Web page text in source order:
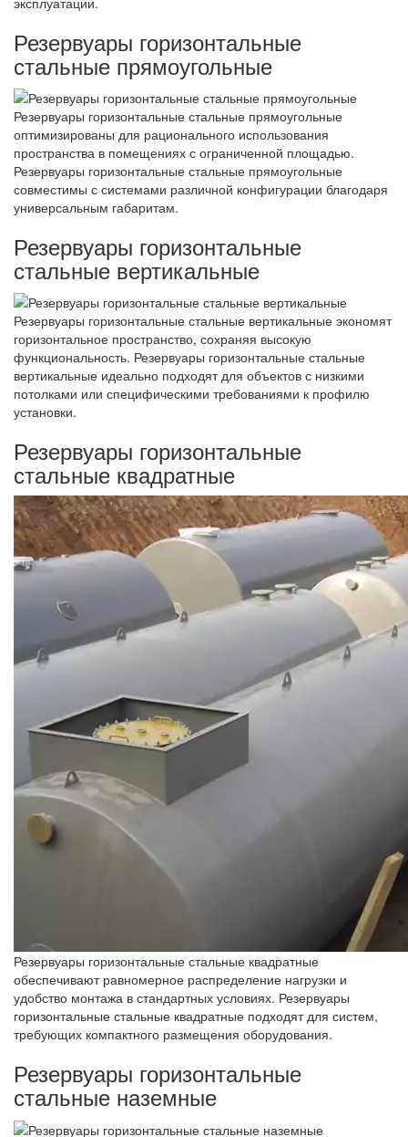
Резервуары горизонтальные
стальные прямоугольные
Резервуары горизонтальные стальные прямоугольные
оптимизированы для рационального использования
пространства в помещениях с ограниченной площадью.
Резервуары горизонтальные стальные прямоугольные
совместимы с системами различной конфигурации благодаря
универсальным габаритам.
Резервуары горизонтальные
стальные вертикальные
Резервуары горизонтальные стальные вертикальные экономят
горизонтальное пространство, сохраняя высокую
функциональность. Резервуары горизонтальные стальные
вертикальные идеально подходят для объектов с низкими
потолками или специфическими требованиями к профилю
установки.
Резервуары горизонтальные
стальные квадратные
Резервуары горизонтальные стальные квадратные
обеспечивают равномерное распределение нагрузки и
удобство монтажа в стандартных условиях. Резервуары
горизонтальные стальные квадратные подходят для систем,
требующих компактного размещения оборудования.
Резервуары горизонтальные
стальные наземные